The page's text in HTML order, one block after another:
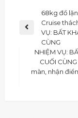
68kg đồ
Cruise
VỤ: BẤT
CÙNG
NHIỆM VỤ:
CUỐI
màn, nhận